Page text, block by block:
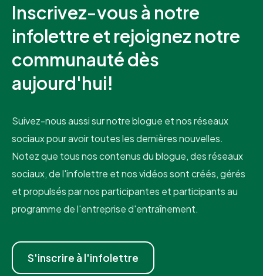
Inscrivez-vous à notre
infolettre et rejoignez notre
communauté dès
aujourd'hui!
Suivez-nous aussi sur notre blogue et nos réseaux
sociaux pour avoir toutes les dernières nouvelles.
Notez que tous nos contenus du blogue, des réseaux
sociaux, de l'infolettre et nos vidéos sont créés, gérés
et propulsés par nos participantes et participants au
programme de l'entreprise d'entraînement.
S'inscrire à l'infolettre